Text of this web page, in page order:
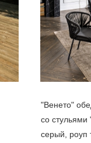
"Венето"
со
серый, роуп